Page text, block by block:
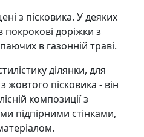
з пісковика. У деяких
доріжки з
в газонній траві.
ділянки, для
жовтого пісковика - він
композиції з
підпірними стінками,